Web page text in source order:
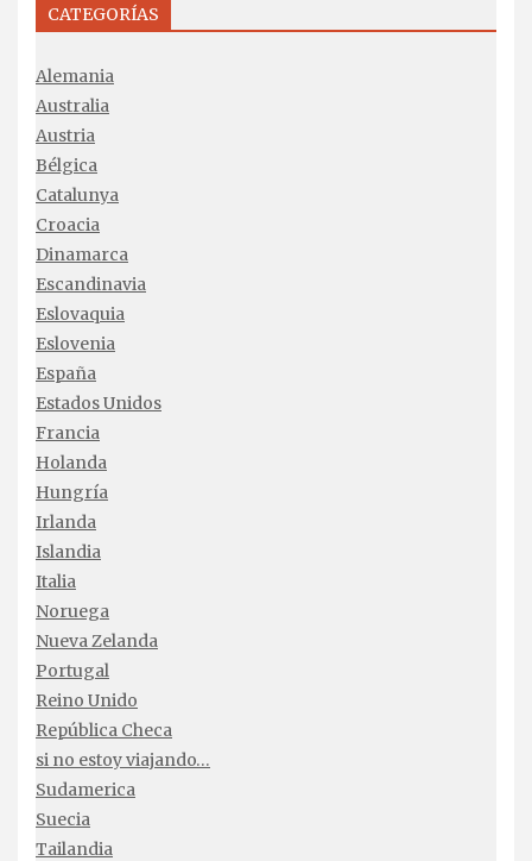
CATEGORÍAS
Alemania
Australia
Austria
Bélgica
Catalunya
Croacia
Dinamarca
Escandinavia
Eslovaquia
Eslovenia
España
Estados Unidos
Francia
Holanda
Hungría
Irlanda
Islandia
Italia
Noruega
Nueva Zelanda
Portugal
Reino Unido
República Checa
si no estoy viajando…
Sudamerica
Suecia
Tailandia